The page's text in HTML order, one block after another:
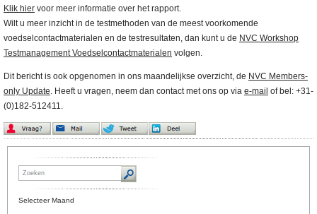
Klik hier voor meer informatie over het rapport.
Wilt u meer inzicht in de testmethoden van de meest voorkomende
voedselcontactmaterialen en de testresultaten, dan kunt u de NVC Workshop
Testmanagement Voedselcontactmaterialen volgen.
Dit bericht is ook opgenomen in ons maandelijkse overzicht, de NVC Members-
only Update. Heeft u vragen, neem dan contact met ons op via e-mail of bel: +31-
(0)182-512411.
Selecteer Maand